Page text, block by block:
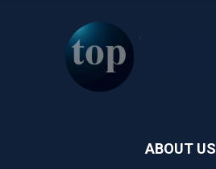
ABOUT US